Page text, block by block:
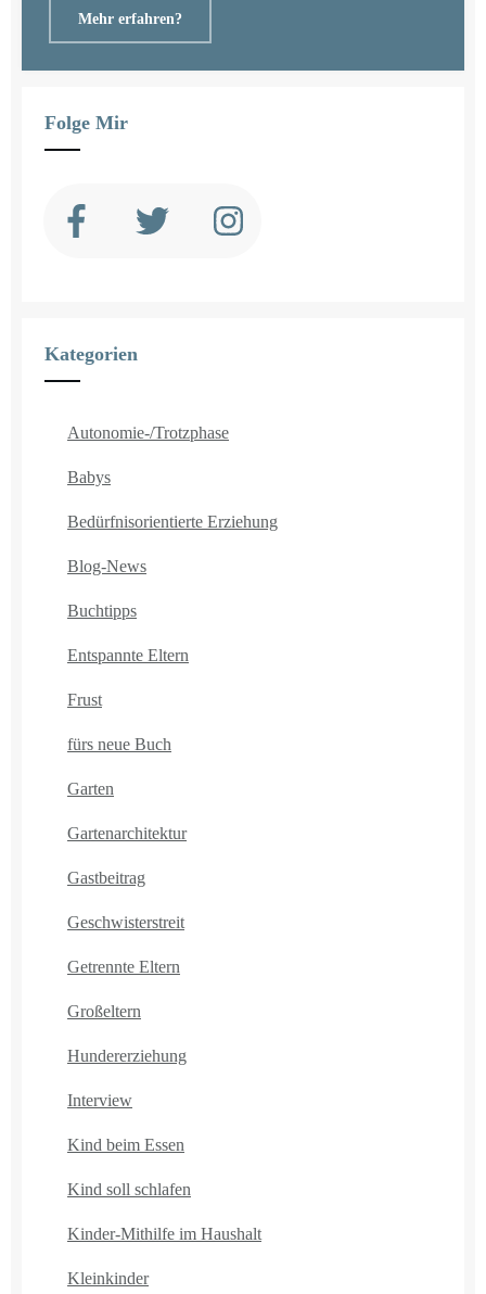
Mehr erfahren?
Folge Mir
Kategorien
Autonomie-/Trotzphase
Babys
Bedürfnisorientierte Erziehung
Blog-News
Buchtipps
Entspannte Eltern
Frust
fürs neue Buch
Garten
Gartenarchitektur
Gastbeitrag
Geschwisterstreit
Getrennte Eltern
Großeltern
Hundererziehung
Interview
Kind beim Essen
Kind soll schlafen
Kinder-Mithilfe im Haushalt
Kleinkinder